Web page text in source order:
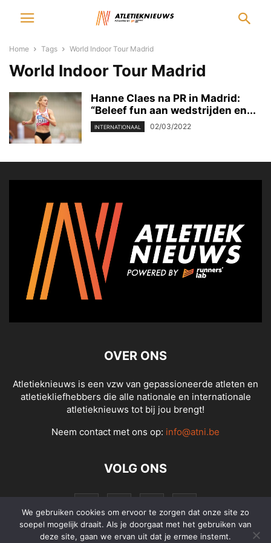
Home Tags World Indoor Tour Madrid
World Indoor Tour Madrid
Hanne Claes na PR in Madrid:
“Beleef fun aan wedstrijden en...
INTERNATIONAAL 02/03/2022
OVER ONS
Atletieknieuws is een vzw van gepassioneerde atleten en
atletiekliefhebbers die alle nationale en internationale
atletieknieuws tot bij jou brengt!
Neem contact met ons op: info@atni.be
VOLG ONS
We gebruiken cookies om ervoor te zorgen dat onze site zo
soepel mogelijk draait. Als je doorgaat met het gebruiken van
deze site, gaan we ervan uit dat je ermee instemt.